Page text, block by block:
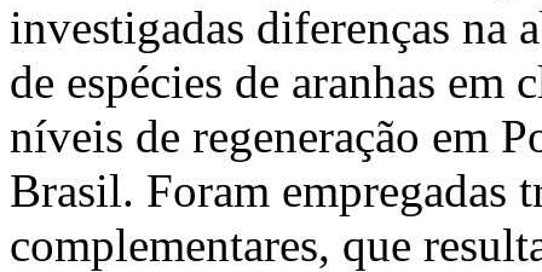
investigadas diferenças na
de espécies de aranhas
níveis de regeneração em
Brasil. Foram empregadas
complementares, que